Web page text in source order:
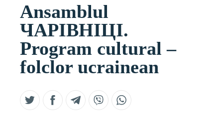
Ansamblul
ЧАРIBНIЦI.
Program cultural –
folclor ucrainean